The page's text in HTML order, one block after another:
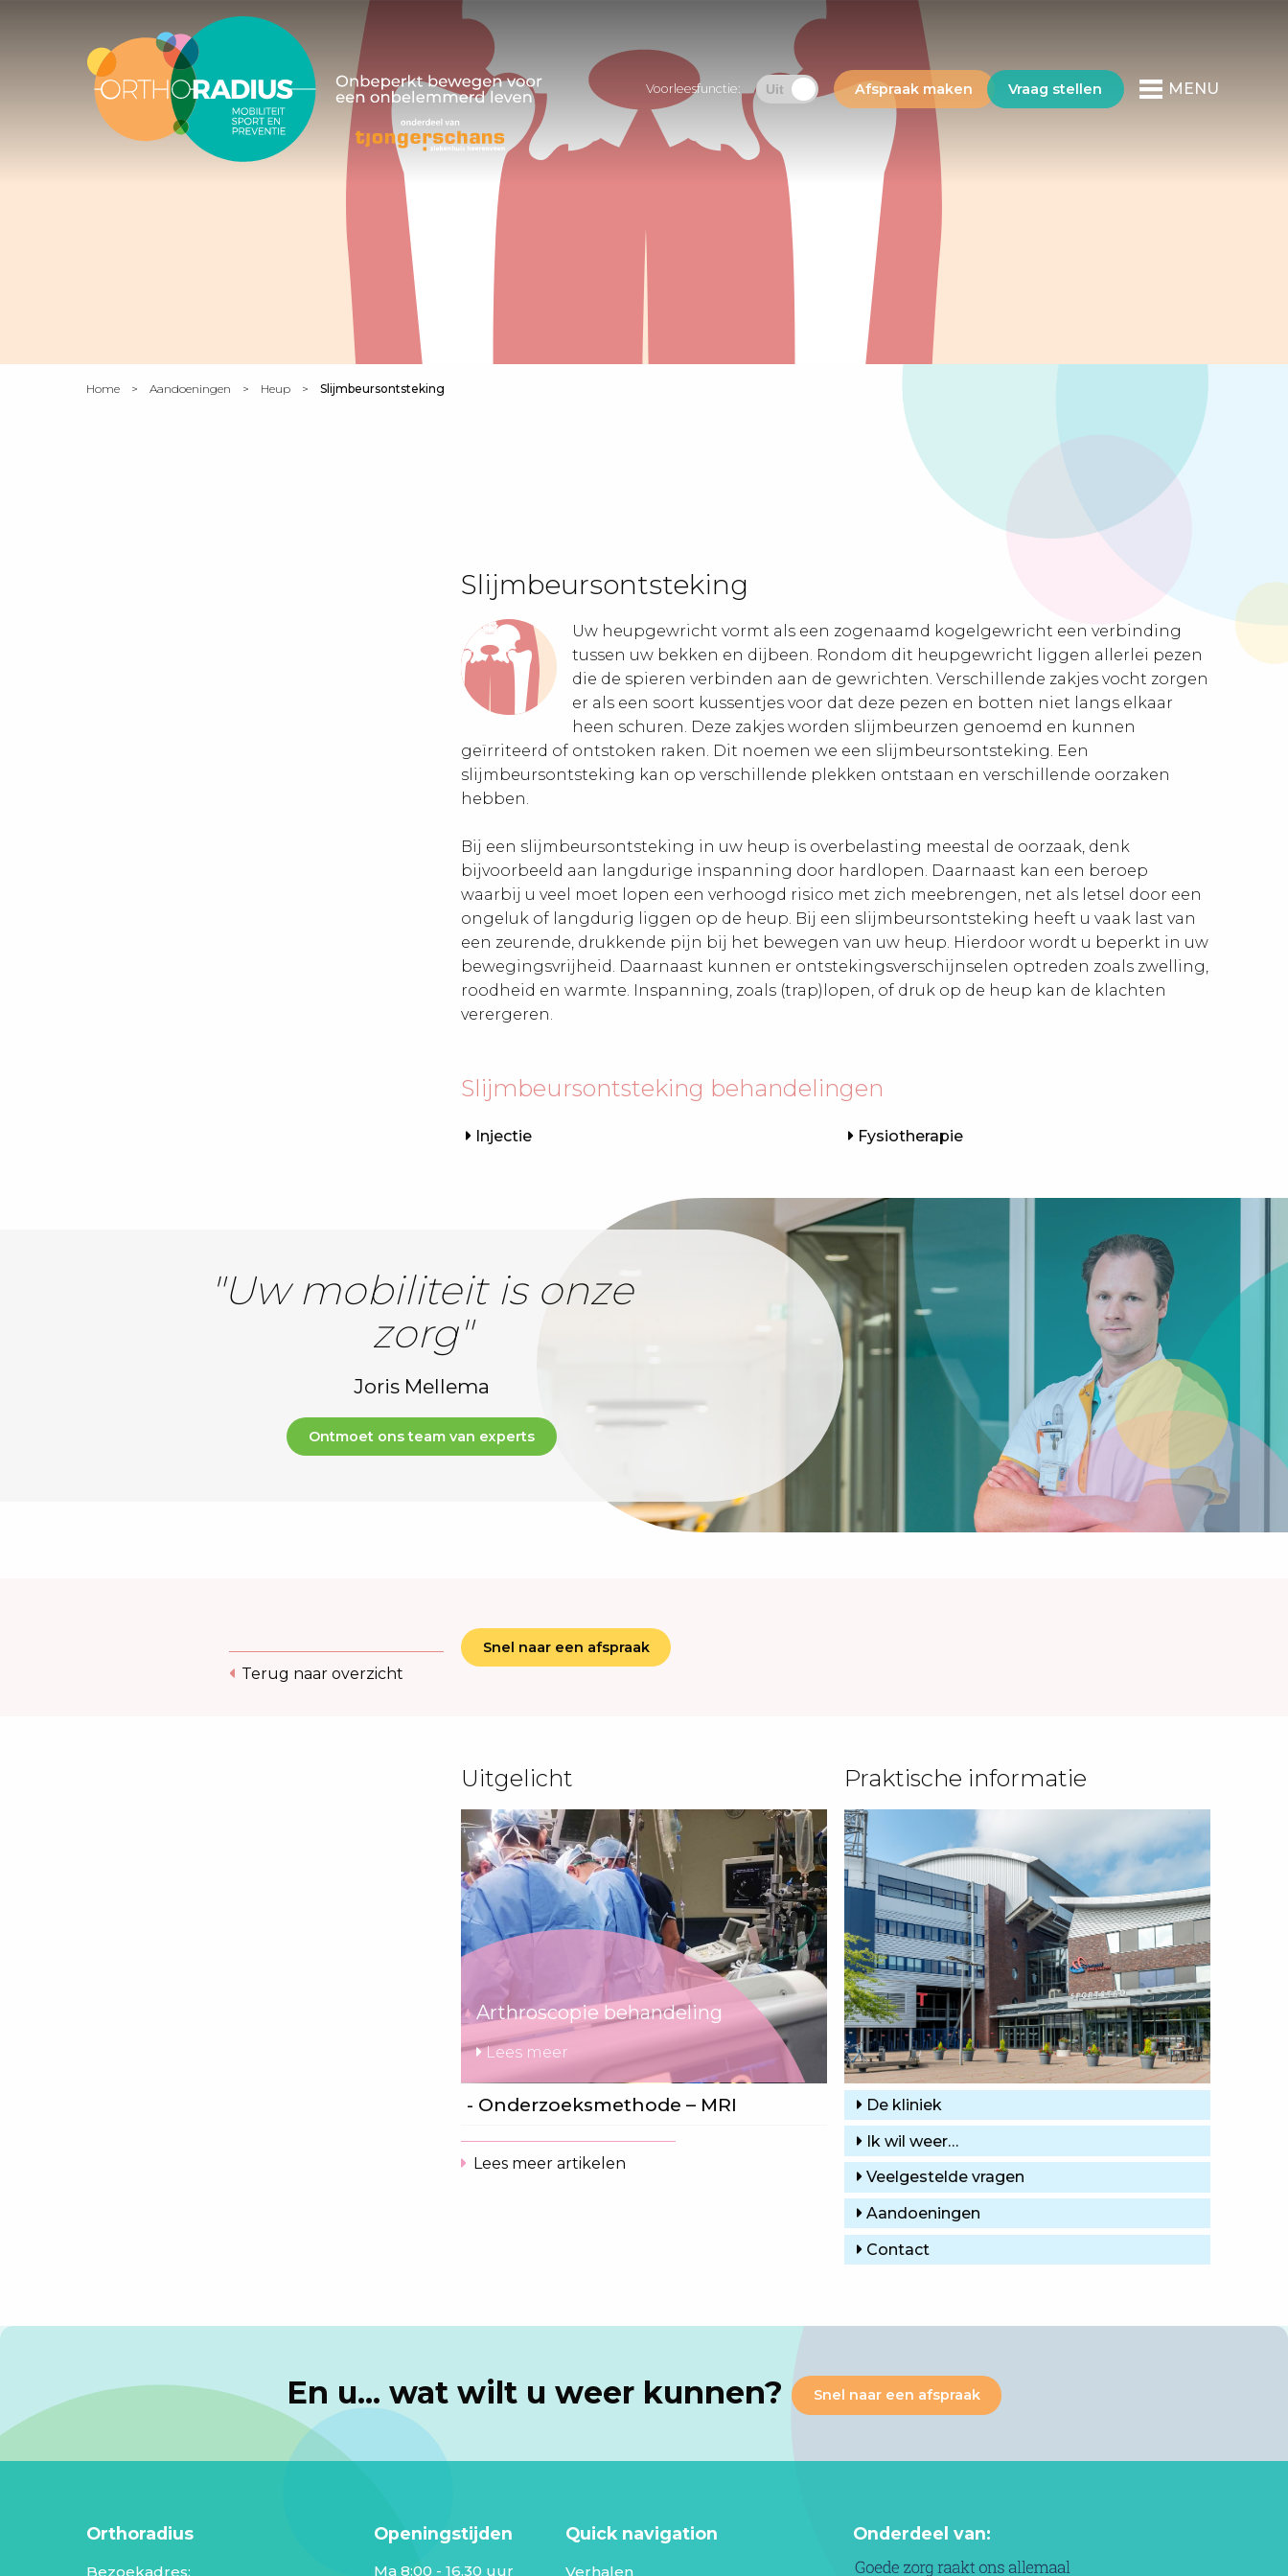
Voorleesfunctie: Afspraak maken Vraag stellen MENU
Home Aandoeningen Heup Slijmbeursontsteking
Slijmbeursontsteking
Uw heupgewricht vormt als een zogenaamd kogelgewricht een verbinding
tussen uw bekken en dijbeen. Rondom dit heupgewricht liggen allerlei pezen
die de spieren verbinden aan de gewrichten. Verschillende zakjes vocht zorgen
er als een soort kussentjes voor dat deze pezen en botten niet langs elkaar
heen schuren. Deze zakjes worden slijmbeurzen genoemd en kunnen
geïrriteerd of ontstoken raken. Dit noemen we een slijmbeursontsteking. Een
slijmbeursontsteking kan op verschillende plekken ontstaan en verschillende oorzaken
hebben.
Bij een slijmbeursontsteking in uw heup is overbelasting meestal de oorzaak, denk
bijvoorbeeld aan langdurige inspanning door hardlopen. Daarnaast kan een beroep
waarbij u veel moet lopen een verhoogd risico met zich meebrengen, net als letsel door een
ongeluk of langdurig liggen op de heup. Bij een slijmbeursontsteking heeft u vaak last van
een zeurende, drukkende pijn bij het bewegen van uw heup. Hierdoor wordt u beperkt in uw
bewegingsvrijheid. Daarnaast kunnen er ontstekingsverschijnselen optreden zoals zwelling,
roodheid en warmte. Inspanning, zoals (trap)lopen, of druk op de heup kan de klachten
verergeren.
Slijmbeursontsteking behandelingen
Injectie Fysiotherapie
"Uw mobiliteit is onze
zorg"
Joris Mellema
Ontmoet ons team van experts
Terug naar overzicht
Snel naar een afspraak
Uitgelicht
Arthroscopie behandeling
Lees meer
- Onderzoeksmethode – MRI
Lees meer artikelen
Praktische informatie
De kliniek
Ik wil weer…
Veelgestelde vragen
Aandoeningen
Contact
En u... wat wilt u weer kunnen? Snel naar een afspraak
Orthoradius
Bezoekadres:
Openingstijden
Ma 8:00 - 16.30 uur
Quick navigation
Verhalen
Onderdeel van: